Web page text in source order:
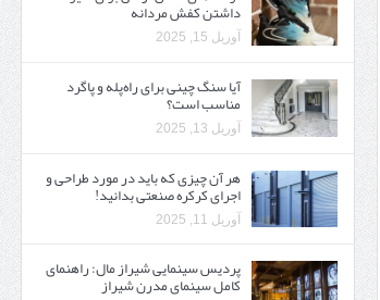
داشتن کفش مردانه
آوریل 15, 2025
آیا سنگ چینی برای راه‌پله و پاگرد
مناسب است؟
آوریل 13, 2025
هر آن چیزی که باید در مورد طراحی و
اجرای کرکره صنعتی بدانید!
آوریل 11, 2025
پردیس سینمایی شیراز مال: راهنمای
کامل سینمای مدرن شیراز